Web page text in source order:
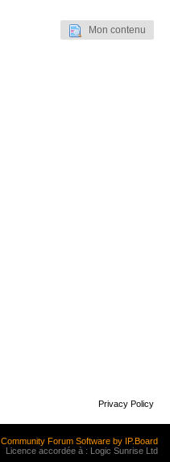
Mon contenu
Privacy Policy
Community Forum Software by IP.Board
Licence accordée à : Logic Sunrise Ltd